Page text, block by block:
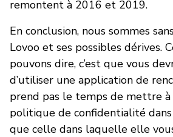
remontent à 2016 et 2019.
En conclusion, nous sommes
Lovoo et ses possibles dérives.
pouvons dire, c’est que vous
d’utiliser une application de
prend pas le temps de mettre
politique de confidentialité
que celle dans laquelle elle